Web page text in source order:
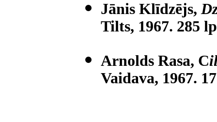
Jānis Klīdzējs,
Tilts, 1967. 285
Arnolds Rasa, C
Vaidava, 1967.